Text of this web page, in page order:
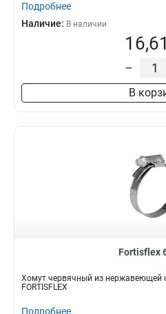
Подробнее
Наличие: В наличии
–
В
Fortisflex
Хомут червячный из нержавеющей
FORTISFLEX
Подробнее